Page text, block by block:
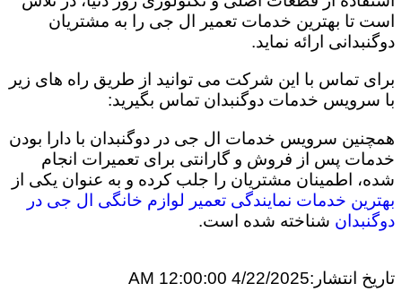
است تا بهترین خدمات تعمیر ال جی را به مشتریان
دوگنبدانی ارائه نماید.
برای تماس با این شرکت می توانید از طریق راه های زیر
با سرویس خدمات دوگنبدان تماس بگیرید:
همچنین سرویس خدمات ال جی در دوگنبدان با دارا بودن
خدمات پس از فروش و گارانتی برای تعمیرات انجام
شده، اطمینان مشتریان را جلب کرده و به عنوان یکی از
بهترین خدمات نمایندگی تعمیر لوازم خانگی ال جی در
دوگنبدان شناخته شده است.
تاریخ انتشار:4/22/2025 12:00:00 AM